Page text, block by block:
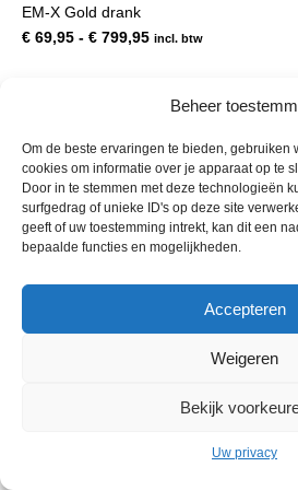
Beheer
Om de beste ervaringen te bieden, gebruiken
cookies om informatie over je apparaat op te
Door in te stemmen met deze technologieën
surfgedrag of unieke ID's op deze site
geeft of uw toestemming intrekt, kan dit een
bepaalde functies en mogelijkheden.
Accepteren
Weigeren
Bekijk
Uw privacy
gekozen
op
de
EM-X Gold drank
€ 69,95 - € 799,95Prijsklasse:
€ 799,95
incl. btw
© 2013 - 2026 De Duurzame Tuin KvK
NL001968744B76 Hosting: